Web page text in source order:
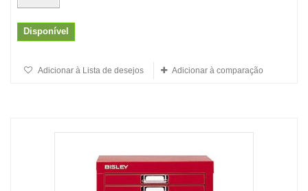
Disponível
Adicionar à Lista de desejos Adicionar à comparação